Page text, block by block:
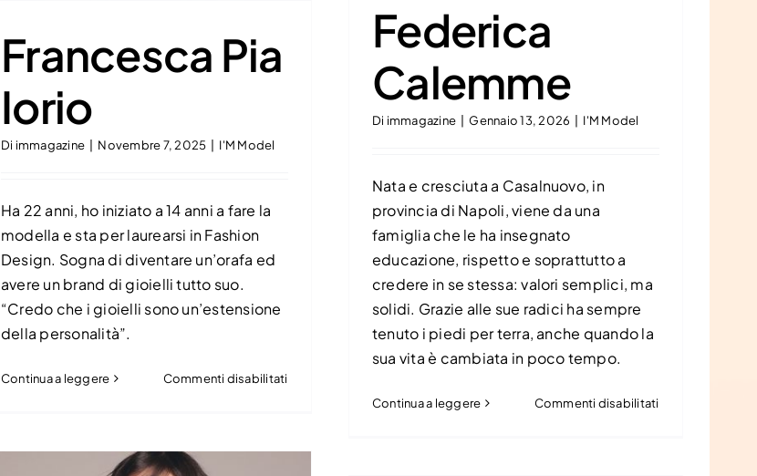
Federica
Calemme
Di immagazine Gennaio 13, 2026 I'M Model
Nata e cresciuta a Casalnuovo, in
provincia di Napoli, viene da una
famiglia che le ha insegnato
educazione, rispetto e soprattutto a
credere in se stessa: valori semplici, ma
solidi. Grazie alle sue radici ha sempre
tenuto i piedi per terra, anche quando la
sua vita è cambiata in poco tempo.
Continua a leggere Commenti disabilitati
Francesca Pia
Iorio
Di immagazine Novembre 7, 2025 I'M Model
Ha 22 anni, ho iniziato a 14 anni a fare la
modella e sta per laurearsi in Fashion
Design. Sogna di diventare un’orafa ed
avere un brand di gioielli tutto suo.
“Credo che i gioielli sono un’estensione
della personalità”.
Continua a leggere Commenti disabilitati